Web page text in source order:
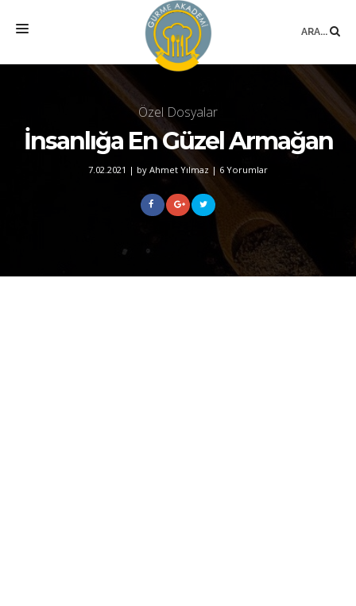
ARA...
EĞITIMLER
DANIŞMANLIK
Özel Dosyalar
İnsanlığa En Güzel Armağan
7.02.2021 | by Ahmet Yılmaz | 6 Yorumlar